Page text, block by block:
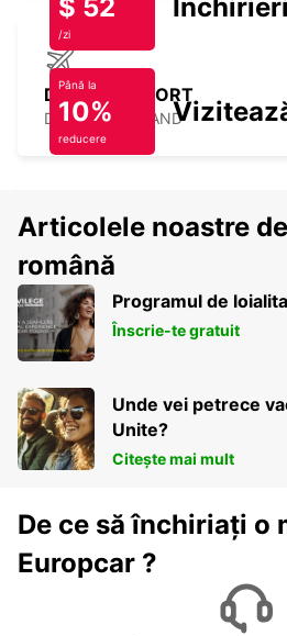
DUBLIN AIRPORT
DUBLIN - IRELAND
WATERFORD
WATERFORD - IRELAND
$ 52
/zi
Până la
10%
reducere
Articolele noastre
română
Programul de
Înscrie-te gratuit
Unde vei petrece
Unite?
Citește mai mult
De ce să închiriați o
Europcar ?